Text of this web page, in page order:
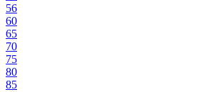
56
60
65
70
75
80
85